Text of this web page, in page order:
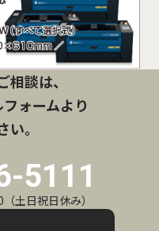
談は、
ォームより
。
5111
土日祝日休み）